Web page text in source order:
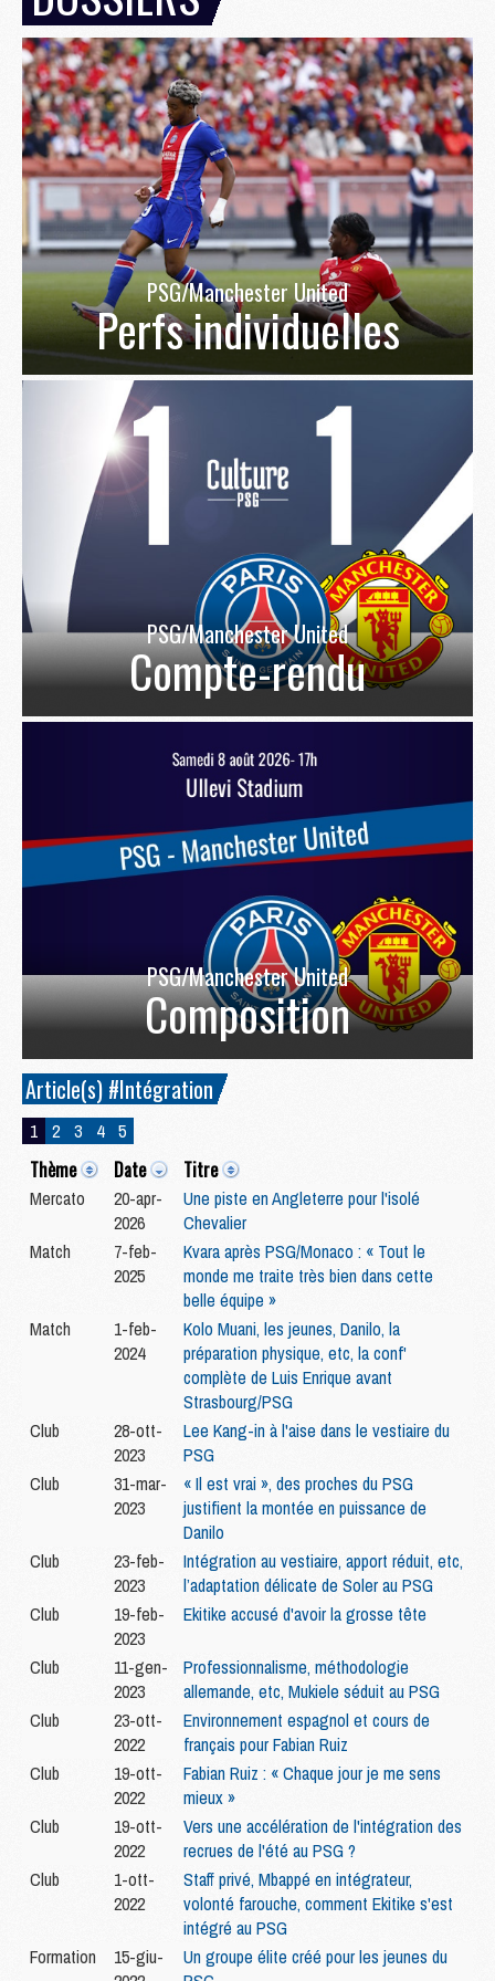
PSG/Manchester United
Perfs individuelles
PSG/Manchester United
Compte-rendu
PSG/Manchester United
Composition
Article(s) #Intégration
1 2 3 4 5
Thème Date Titre
Mercato
20-apr-
2026
Une piste en Angleterre pour l'isolé
Chevalier
Match
7-feb-
2025
Kvara après PSG/Monaco : « Tout le
monde me traite très bien dans cette
belle équipe »
Match
1-feb-
2024
Kolo Muani, les jeunes, Danilo, la
préparation physique, etc, la conf'
complète de Luis Enrique avant
Strasbourg/PSG
Club
28-ott-
2023
Lee Kang-in à l'aise dans le vestiaire du
PSG
Club
31-mar-
2023
« Il est vrai », des proches du PSG
justifient la montée en puissance de
Danilo
Club
23-feb-
2023
Intégration au vestiaire, apport réduit, etc,
l’adaptation délicate de Soler au PSG
Club
19-feb-
2023
Ekitike accusé d'avoir la grosse tête
Club
11-gen-
2023
Professionnalisme, méthodologie
allemande, etc, Mukiele séduit au PSG
Club
23-ott-
2022
Environnement espagnol et cours de
français pour Fabian Ruiz
Club
19-ott-
2022
Fabian Ruiz : « Chaque jour je me sens
mieux »
Club
19-ott-
2022
Vers une accélération de l'intégration des
recrues de l'été au PSG ?
Club
1-ott-
2022
Staff privé, Mbappé en intégrateur,
volonté farouche, comment Ekitike s'est
intégré au PSG
Formation
15-giu-
Un groupe élite créé pour les jeunes du